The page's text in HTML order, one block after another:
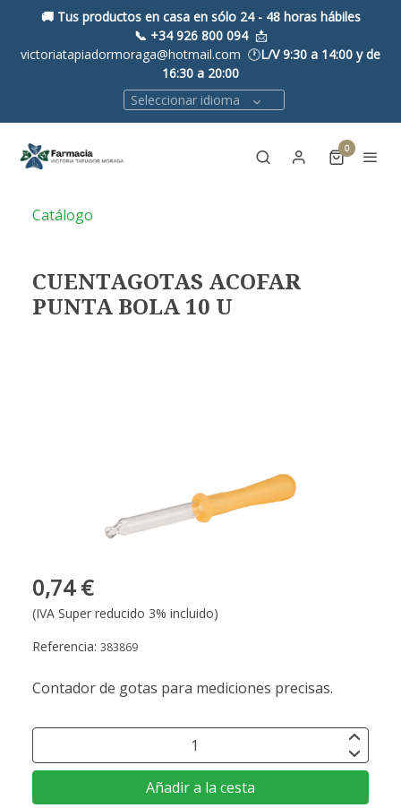
🚚 Tus productos en casa en sólo 24 - 48 horas hábiles
📞 +34 926 800 094 📩
victoriatapiadormoraga@hotmail.com 🕐L/V 9:30 a 14:00 y de
16:30 a 20:00
Seleccionar idioma
0
Catálogo
CUENTAGOTAS ACOFAR
PUNTA BOLA 10 U
0,74 €
(IVA Super reducido 3% incluido)
Referencia: 383869
Contador de gotas para mediciones precisas.
Añadir a la cesta